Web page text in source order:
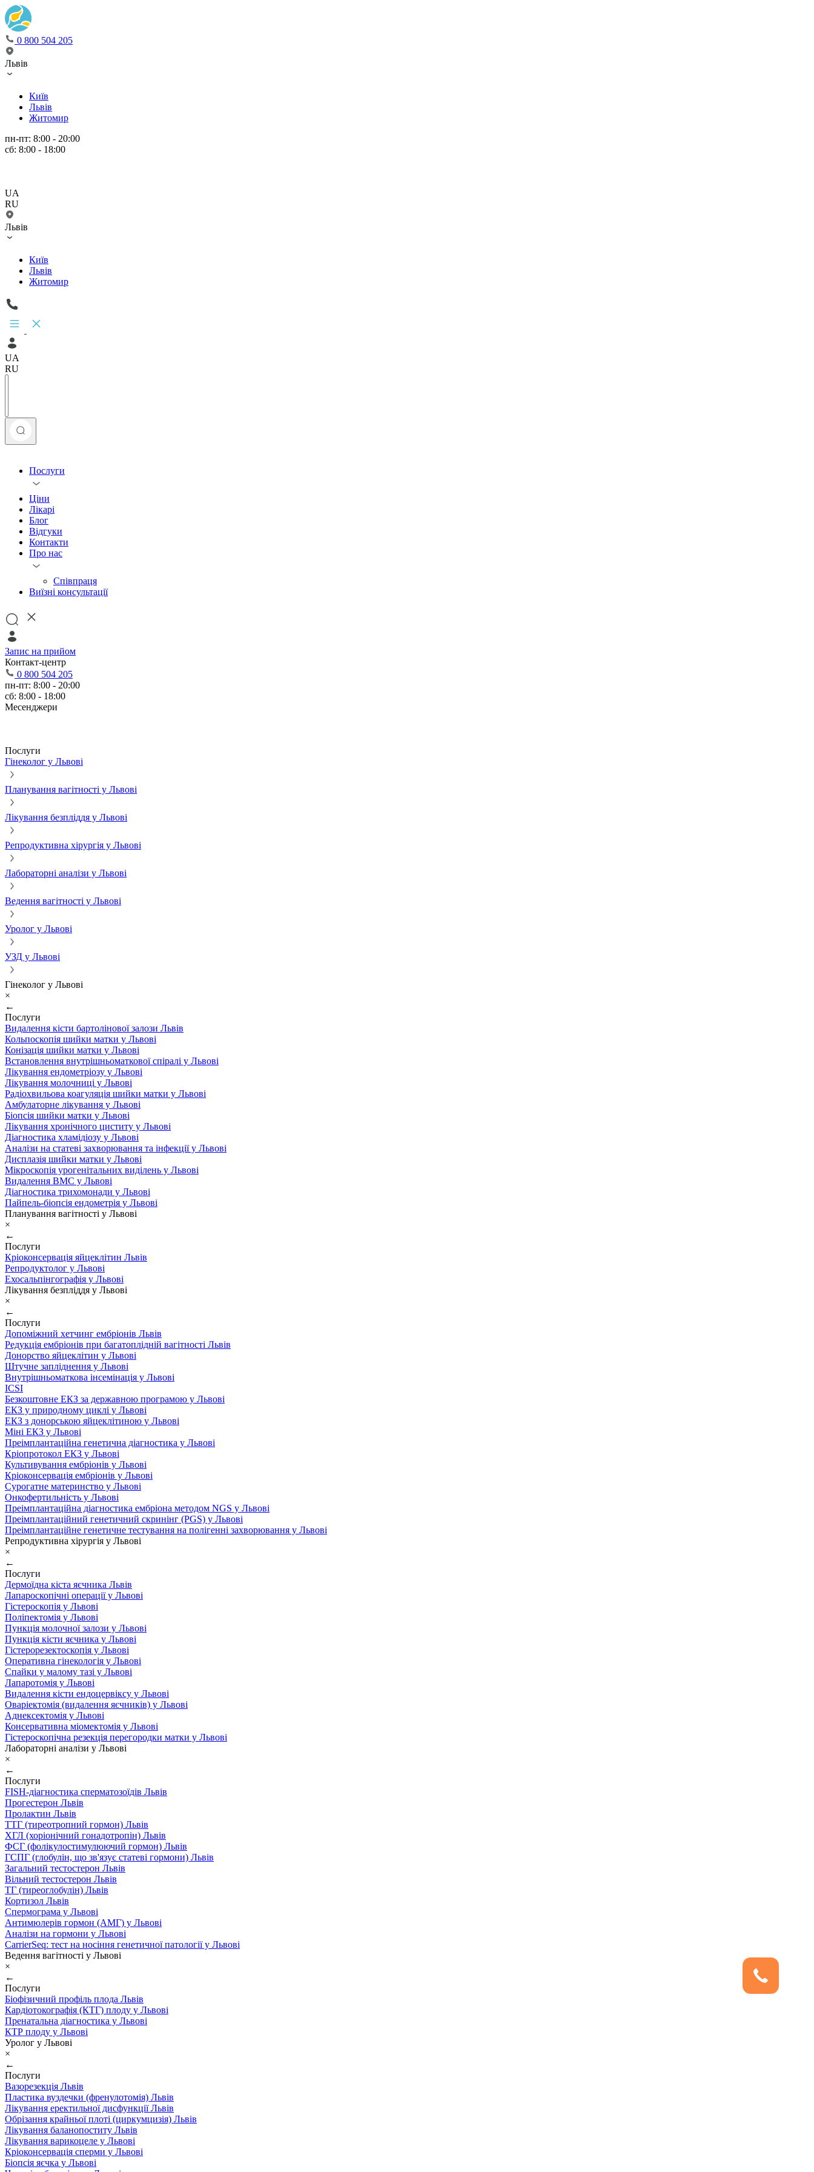
0 800 504 205
Львів
Київ
Львів
Житомир
пн-пт: 8:00 - 20:00
сб: 8:00 - 18:00
UA
RU
Львів
Київ
Львів
Житомир
UA
RU
Послуги
Ціни
Лікарі
Блог
Відгуки
Контакти
Про нас
Співпраця
Виїзні консультації
Запис на прийом
Контакт-центр
0 800 504 205
пн-пт: 8:00 - 20:00
сб: 8:00 - 18:00
Месенджери
Послуги
Гінеколог у Львові
Планування вагітності у Львові
Лікування безпліддя у Львові
Репродуктивна хірургія у Львові
Лабораторні аналізи у Львові
Ведення вагітності у Львові
Уролог у Львові
УЗД у Львові
Гінеколог у Львові
×
←
Послуги
Видалення кісти бартолінової залози Львів
Кольпоскопія шийки матки у Львові
Конізація шийки матки у Львові
Встановлення внутрішньоматкової спіралі у Львові
Лікування ендометріозу у Львові
Лікування молочниці у Львові
Радіохвильова коагуляція шийки матки у Львові
Амбулаторне лікування у Львові
Біопсія шийки матки у Львові
Лікування хронічного циститу у Львові
Діагностика хламідіозу у Львові
Аналізи на статеві захворювання та інфекції у Львові
Дисплазія шийки матки у Львові
Мікроскопія урогенітальних виділень у Львові
Видалення ВМС у Львові
Діагностика трихомонади у Львові
Пайпель-біопсія ендометрія у Львові
Планування вагітності у Львові
×
←
Послуги
Кріоконсервація яйцеклітин Львів
Репродуктолог у Львові
Ехосальпінгографія у Львові
Лікування безпліддя у Львові
×
←
Послуги
Допоміжний хетчинг ембріонів Львів
Редукція ембріонів при багатоплідній вагітності Львів
Донорство яйцеклітин у Львові
Штучне запліднення у Львові
Внутрішньоматкова інсемінація у Львові
ICSI
Безкоштовне ЕКЗ за державною програмою у Львові
ЕКЗ у природному циклі у Львові
ЕКЗ з донорською яйцеклітиною у Львові
Міні ЕКЗ у Львові
Преімплантаційна генетична діагностика у Львові
Кріопротокол ЕКЗ у Львові
Культивування ембріонів у Львові
Кріоконсервація ембріонів у Львові
Сурогатне материнство у Львові
Онкофертильність у Львові
Преімплантаційна діагностика ембріона методом NGS у Львові
Преімплантаційний генетичний скринінг (PGS) у Львові
Преімплантаційне генетичне тестування на полігенні захворювання у Львові
Репродуктивна хірургія у Львові
×
←
Послуги
Дермоїдна кіста яєчника Львів
Лапароскопічні операції у Львові
Гістероскопія у Львові
Поліпектомія у Львові
Пункція молочної залози у Львові
Пункція кісти яєчника у Львові
Гістерорезектоскопія у Львові
Оперативна гінекологія у Львові
Спайки у малому тазі у Львові
Лапаротомія у Львові
Видалення кісти ендоцервіксу у Львові
Оваріектомія (видалення яєчників) у Львові
Аднексектомія у Львові
Консервативна міомектомія у Львові
Гістероскопічна резекція перегородки матки у Львові
Лабораторні аналізи у Львові
×
←
Послуги
FISH-діагностика сперматозоїдів Львів
Прогестерон Львів
Пролактин Львів
ТТГ (тиреотропний гормон) Львів
ХГЛ (хоріонічний гонадотропін) Львів
ФСГ (фолікулостимулюючий гормон) Львів
ГСПГ (глобулін, що зв'язує статеві гормони) Львів
Загальний тестостерон Львів
Вільний тестостерон Львів
ТГ (тиреоглобулін) Львів
Кортизол Львів
Спермограма у Львові
Антимюлерів гормон (АМГ) у Львові
Аналізи на гормони у Львові
CarrierSeq: тест на носіння генетичної патології у Львові
Ведення вагітності у Львові
×
←
Послуги
Біофізичний профіль плода Львів
Кардіотокографія (КТГ) плоду у Львові
Пренатальна діагностика у Львові
КТР плоду у Львові
Уролог у Львові
×
←
Послуги
Вазорезекція Львів
Пластика вуздечки (френулотомія) Львів
Лікування еректильної дисфункції Львів
Обрізання крайньої плоті (циркумцизія) Львів
Лікування баланопоститу Львів
Лікування варикоцеле у Львові
Кріоконсервація сперми у Львові
Біопсія яєчка у Львові